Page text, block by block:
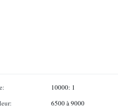
10000: 1
6500 à 9000